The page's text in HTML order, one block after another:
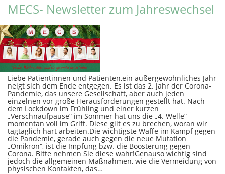
MECS- Newsletter zum Jahreswechsel
Liebe Patientinnen und Patienten,ein außergewöhnliches Jahr
neigt sich dem Ende entgegen. Es ist das 2. Jahr der Corona-
Pandemie, das unsere Gesellschaft, aber auch jeden
einzelnen vor große Herausforderungen gestellt hat. Nach
dem Lockdown im Frühling und einer kurzen
„Verschnaufpause“ im Sommer hat uns die „4. Welle“
momentan voll im Griff. Diese gilt es zu brechen, woran wir
tagtäglich hart arbeiten.Die wichtigste Waffe im Kampf gegen
die Pandemie, gerade auch gegen die neue Mutation
„Omikron“, ist die Impfung bzw. die Boosterung gegen
Corona. Bitte nehmen Sie diese wahr!Genauso wichtig sind
jedoch die allgemeinen Maßnahmen, wie die Vermeidung von
physischen Kontakten, das…